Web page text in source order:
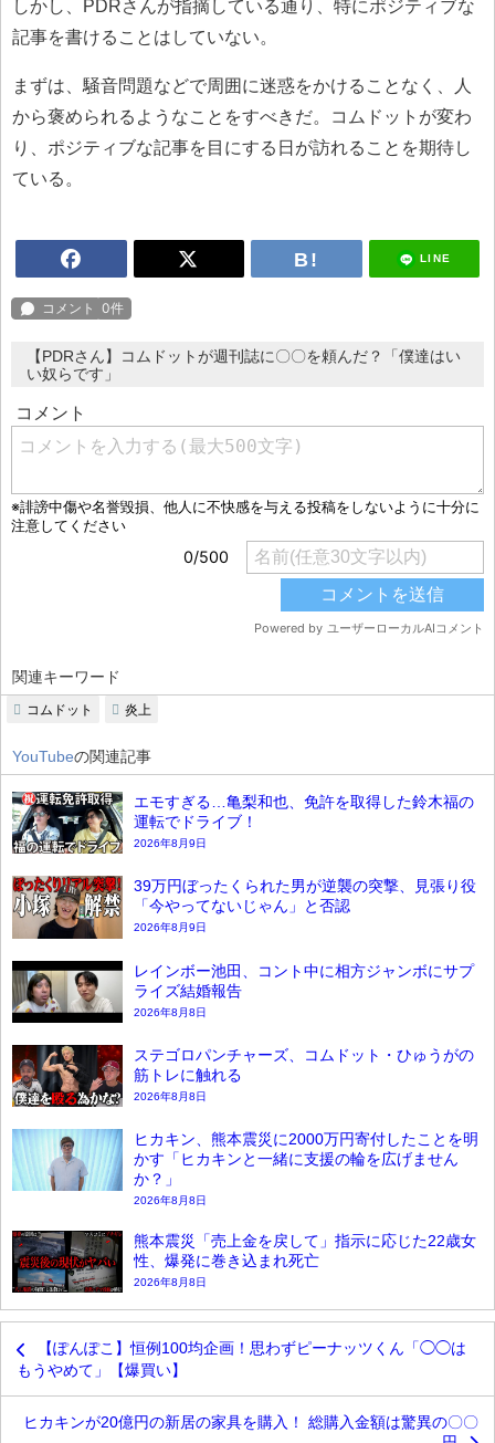
しかし、PDRさんが指摘している通り、特にポジティブな
記事を書けることはしていない。
まずは、騒音問題などで周囲に迷惑をかけることなく、人
から褒められるようなことをすべきだ。コムドットが変わ
り、ポジティブな記事を目にする日が訪れることを期待し
ている。
LINE
【PDRさん】コムドットが週刊誌に〇〇を頼んだ？「僕達はい
い奴らです」
関連キーワード
コムドット 炎上
YouTubeの関連記事
エモすぎる…亀梨和也、免許を取得した鈴木福の
運転でドライブ！
2026年8月9日
39万円ぼったくられた男が逆襲の突撃、見張り役
「今やってないじゃん」と否認
2026年8月9日
レインボー池田、コント中に相方ジャンボにサプ
ライズ結婚報告
2026年8月8日
ステゴロパンチャーズ、コムドット・ひゅうがの
筋トレに触れる
2026年8月8日
ヒカキン、熊本震災に2000万円寄付したことを明
かす「ヒカキンと一緒に支援の輪を広げません
か？」
2026年8月8日
熊本震災「売上金を戻して」指示に応じた22歳女
性、爆発に巻き込まれ死亡
2026年8月8日
【ぽんぽこ】恒例100均企画！思わずピーナッツくん「◯◯は
もうやめて」【爆買い】
ヒカキンが20億円の新居の家具を購入！ 総購入金額は驚異の〇〇